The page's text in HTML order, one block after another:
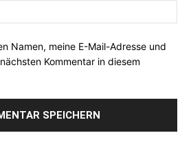
Namen, meine E-Mail-Adresse und
Kommentar in diesem